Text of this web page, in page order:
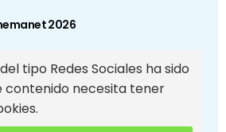
2026
tipo Redes Sociales ha sido
contenido necesita tener